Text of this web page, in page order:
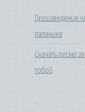
Произведения
паланика
Скачать песню
тобой